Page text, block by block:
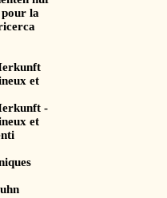
pour la
et
-
et